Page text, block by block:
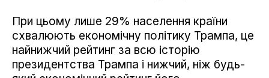
При цьому лише 29% населення країни
схвалюють економічну політику Трампа, це
найнижчий рейтинг за всю історію
президентства Трампа і нижчий, ніж будь-